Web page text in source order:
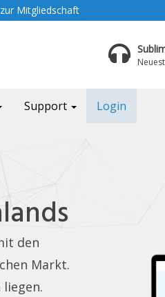
Mitgliedschaft
Support Login
den
Markt.